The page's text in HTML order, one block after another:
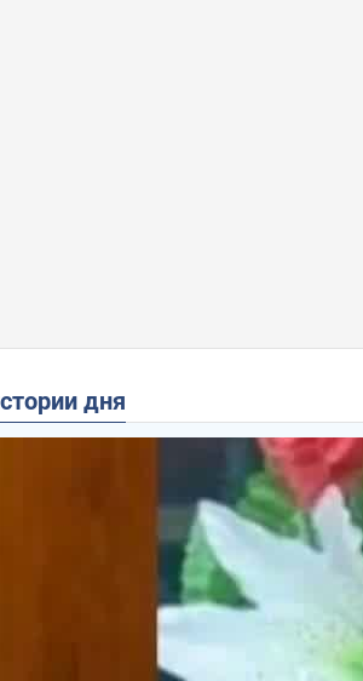
дня